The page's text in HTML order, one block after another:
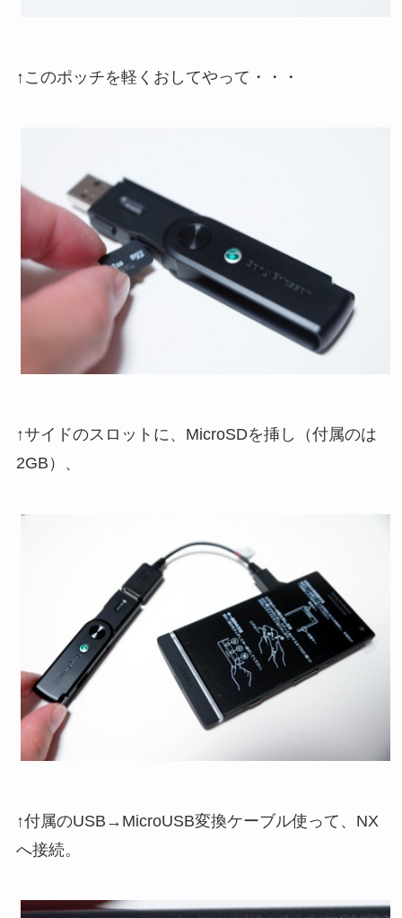
↑このポッチを軽くおしてやって・・・
↑サイドのスロットに、MicroSDを挿し（付属のは
2GB）、
↑付属のUSB→MicroUSB変換ケーブル使って、NX
へ接続。